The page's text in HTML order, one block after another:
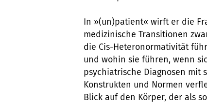
In »(un)patient« wirft er die
medizinische Transitionen
die Cis-Heteronormativität
und wohin sie führen, wenn
psychiatrische Diagnosen mit
Konstrukten und Normen
Blick auf den Körper, der als